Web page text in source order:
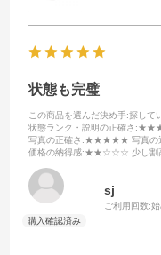
状態も完璧
この商品を選んだ決め手:探して
状態ランク・説明の正確さ
写真の正確さ :★★★★★ 写真の通
価格の納得感:★★☆☆☆ 少し割
sj
ご利用回数: